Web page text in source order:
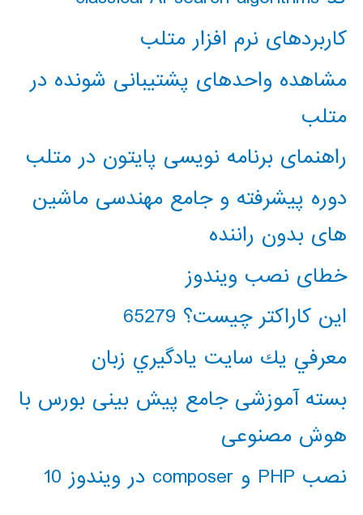
کاربردهای نرم افزار متلب
مشاهده واحدهای پشتیبانی شونده در
متلب
راهنمای برنامه نویسی پایتون در متلب
دوره پیشرفته و جامع مهندسی ماشین
های بدون راننده
خطای نصب ویندوز
این کاراکتر چیست؟ 65279
معرفي يك سايت يادگيري زبان
بسته آموزشی جامع پیش بینی بورس با
هوش مصنوعی
نصب PHP و composer در ویندوز 10